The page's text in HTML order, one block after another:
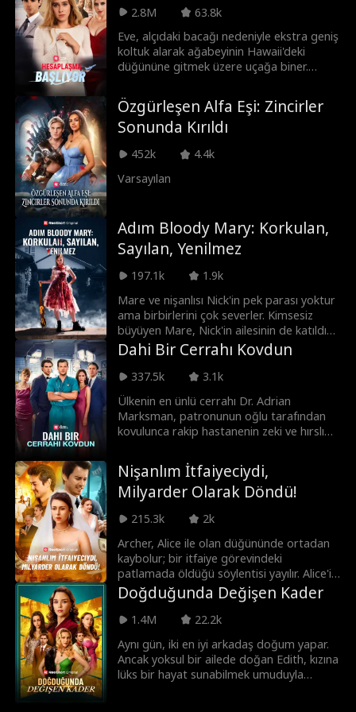
2.8M
63.8k
Eve, alçıdaki bacağı nedeniyle ekstra geniş
koltuk alarak ağabeyinin Hawaii'deki
düğününe gitmek üzere uçağa biner.
onunla yer değiştirmesi için Eve’e baskı
yapar. Türbülans sırasında çocuk yere
düşer, annesi panikler, uçağın geri
Sonunda uçak acil iniş yapmak zorunda
kalır.Yetmezmiş gibi, kadının kardeşi Clara
da gelir ve Eve’i nişanlısının metresi
iptal olur ve Clara hapse gönderilir.
Özgürleşen Alfa Eşi: Zincirler
Sonunda Kırıldı
452k
4.4k
Varsayılan
Adım Bloody Mary: Korkulan,
Sayılan, Yenilmez
197.1k
1.9k
Mare ve nişanlısı Nick'in pek parası yoktur
ama birbirlerini çok severler. Kimsesiz
büyüyen Mare, Nick'in ailesinin de katıldığı
bir düğün hayal etse de Nick görüşmediği
akrabaları hakkında ser verip sır vermez.
Derken Nick'in annesi aniden ortaya
Thornwood ailesine içtenlikle davet eder.
Hatta düğünü o görkemli malikanelerinde
yapmayı teklif eder. Ancak tören sabahı
Sonsuza dek sürecek bir mutluluğa değil,
Thornwood ailesinin karanlık geçmişiyle
örülmüş, sonu ölüm olabilecek bir kabusa
adım attığını fark eder.
Dahi Bir Cerrahı Kovdun
337.5k
3.1k
Ülkenin en ünlü cerrahı Dr. Adrian
Marksman, patronunun oğlu tarafından
kovulunca rakip hastanenin zeki ve hırslı
birleştirir. Bu hamle eski hastanesini iflasa
sürükler. Preston yanlış doktoru
kovduğunu anladığında ise artık çok
geçtir...
Nişanlım İtfaiyeciydi,
Milyarder Olarak Döndü!
215.3k
2k
Archer, Alice ile olan düğününde ortadan
kaybolur; bir itfaiye görevindeki
patlamada öldüğü söylentisi yayılır. Alice'in
paragöz ailesi onu aşağılık talibi Philip'le
evlendirmeye çalışır. Bu yeni düğünde Alice
kocasını nihayet tekrar görür ancak o artık
Doğduğunda Değişen Kader
1.4M
22.2k
Aynı gün, iki en iyi arkadaş doğum yapar.
Ancak yoksul bir ailede doğan Edith, kızına
lüks bir hayat sunabilmek umuduyla